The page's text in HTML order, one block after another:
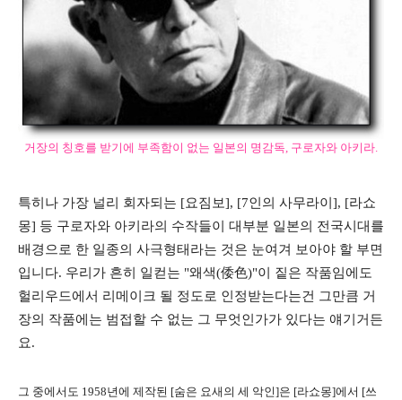
거장의 칭호를 받기에 부족함이 없는 일본의 명감독, 구로자와 아키라.
특히나 가장 널리 회자되는 [요짐보], [7인의 사무라이], [라쇼
몽] 등 구로자와 아키라의 수작들이 대부분 일본의 전국시대를
배경으로 한 일종의 사극형태라는 것은 눈여겨 보아야 할 부면
입니다. 우리가 흔히 일컫는 "왜색(倭色)"이 짙은 작품임에도
헐리우드에서 리메이크 될 정도로 인정받는다는건 그만큼 거
장의 작품에는 범접할 수 없는 그 무엇인가가 있다는 얘기거든
요.
그 중에서도 1958년에 제작된 [숨은 요새의 세 악인]은 [라쇼몽]에서 [쓰